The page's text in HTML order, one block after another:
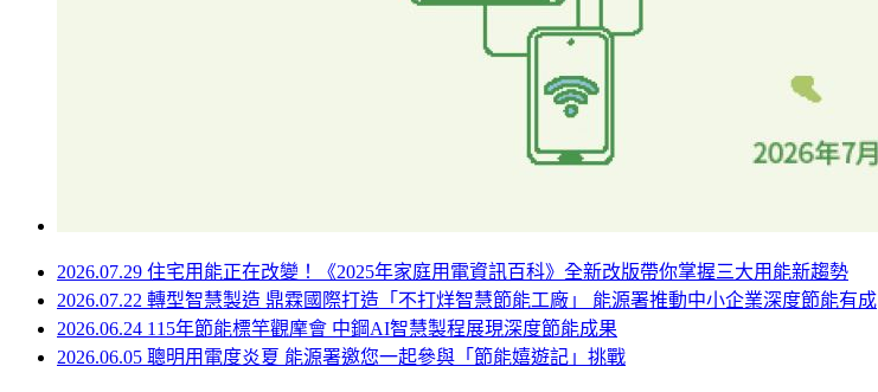
2026.07.29 住宅用能正在改變！《2025年家庭用電資訊百科》全新改版帶你掌握三大用能新趨勢
2026.07.22 轉型智慧製造 鼎霖國際打造「不打烊智慧節能工廠」 能源署推動中小企業深度節能有成
2026.06.24 115年節能標竿觀摩會 中鋼AI智慧製程展現深度節能成果
2026.06.05 聰明用電度炎夏 能源署邀您一起參與「節能嬉遊記」挑戰